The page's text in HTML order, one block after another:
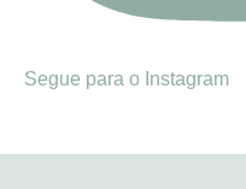
Segue para o Instagram